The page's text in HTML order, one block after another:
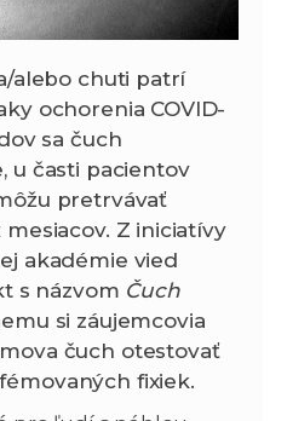
alebo chuti patrí
ochorenia COVID-
sa čuch
u časti pacientov
pretrvávať
Z iniciatívy
akadémie vied
s názvom Čuch
si záujemcovia
čuch otestovať
fixiek.